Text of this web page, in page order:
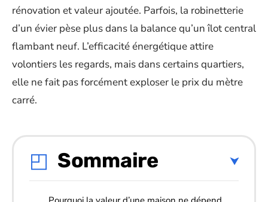
rénovation et valeur ajoutée. Parfois, la robinetterie
d’un évier pèse plus dans la balance qu’un îlot central
flambant neuf. L’efficacité énergétique attire
volontiers les regards, mais dans certains quartiers,
elle ne fait pas forcément exploser le prix du mètre
carré.
Sommaire